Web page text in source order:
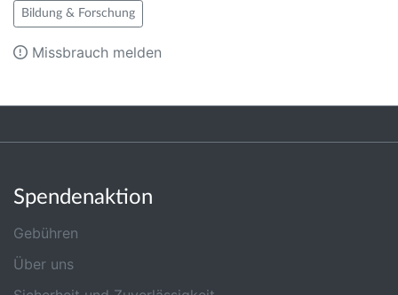
Bildung & Forschung
Missbrauch melden
Spendenaktion
Gebühren
Über uns